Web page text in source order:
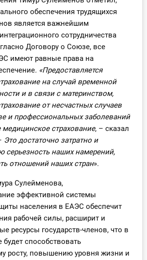
для
обеспечения трудящихся
является важнейшим
сотрудничества
Договору о Союзе, все
имеют равные права на
. «Предоставляется
на случай временной
и в связи с материнством,
от несчастных случаев
и профессиональных заболеваний
медицинское страхование, – сказал
Это достаточно затратно и
серьезность наших намерений,
отношений наших стран».
Сулейменова,
эффективной системы
населения в ЕАЭС обеспечит
рабочей силы, расширит и
ресурсы государств-членов, что в
будет способствовать
росту, повышению уровня жизни и